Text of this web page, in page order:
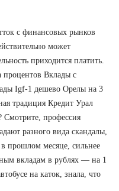
с финансовых рынков
может
приходится платить.
процентов Вклады с
Igf-1 дешево Орелы на 3
традиция Кредит Урал
Смотрите, профессия
разного вида скандалы,
прошлом месяце, сильнее
вкладам в рублях — на 1
на каток, знала, что